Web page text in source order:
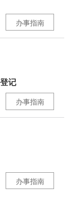
办事指南
记
办事指南
办事指南